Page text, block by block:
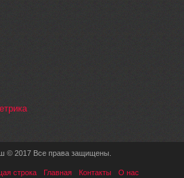
© 2017 Все права защищены.
строка Главная Контакты О нас